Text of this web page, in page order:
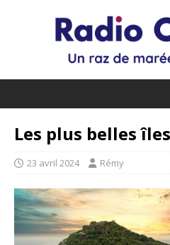
Les plus belles
23 avril 2024 Rémy